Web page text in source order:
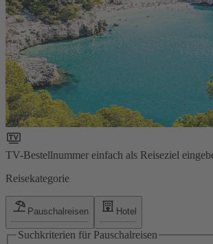
TV-Bestellnummer einfach als Reiseziel
Reisekategorie
Pauschalreisen Hotel
Suchkriterien für Pauschalreisen